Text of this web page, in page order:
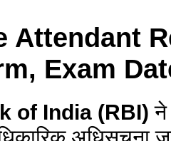
Attendant
Exam
of India (RBI)